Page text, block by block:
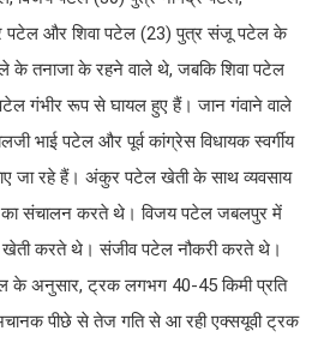
पटेल और शिवा पटेल (23) पुत्र संजू पटेल के
के तनाजा के रहने वाले थे, जबकि शिवा पटेल
गंभीर रूप से घायल हुए हैं। जान गंवाने वाले
भाई पटेल और पूर्व कांग्रेस विधायक स्वर्गीय
जा रहे हैं। अंकुर पटेल खेती के साथ व्यवसाय
संचालन करते थे। विजय पटेल जबलपुर में
करते थे। संजीव पटेल नौकरी करते थे।
अनुसार, ट्रक लगभग 40-45 किमी प्रति
पीछे से तेज गति से आ रही एक्सयूवी ट्रक